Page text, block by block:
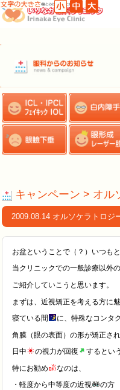
キャンペーン > オル
2009.08.14 オルソケラトロ
お盆ということで（？）いつも
当クリニックでの一般診療以外
ご紹介していこうと思います。
まずは、近視矯正を考える方に
寝ている間
に、特殊なコンタ
角膜（眼の表面）の形が矯正さ
日中
の視力が回復
するとい
特にお勧め
なのは、
・軽度から中等度の近視
の方